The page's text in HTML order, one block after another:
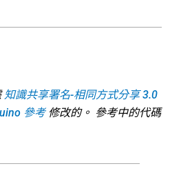
知識共享署名-相同方式分享 3.0
參考修改的。 參考中的代碼